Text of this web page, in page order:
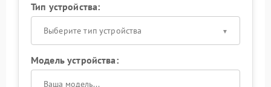
Тип устройства:
Выберите тип устройства
Модель устройства: